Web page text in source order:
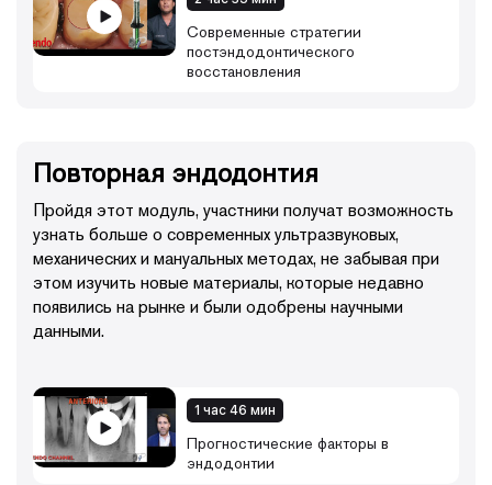
Современные стратегии
постэндодонтического
восстановления
Повторная эндодонтия
Пройдя этот модуль, участники получат возможность
узнать больше о современных ультразвуковых,
механических и мануальных методах, не забывая при
этом изучить новые материалы, которые недавно
появились на рынке и были одобрены научными
данными.
1 час 46 мин
Прогностические факторы в
эндодонтии